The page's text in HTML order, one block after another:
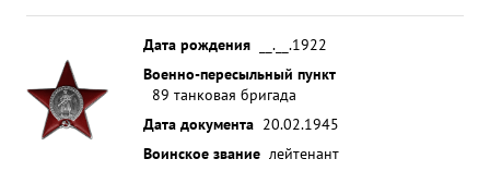
Дата рождения
__.__.1922
Военно-пересыльный пункт
89 танковая бригада
Дата документа 20.02.1945
Воинское звание лейтенант